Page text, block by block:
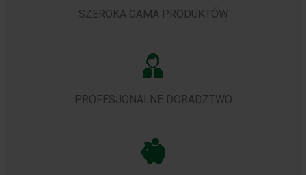
SZEROKA GAMA PRODUKTÓW
PROFESJONALNE DORADZTWO